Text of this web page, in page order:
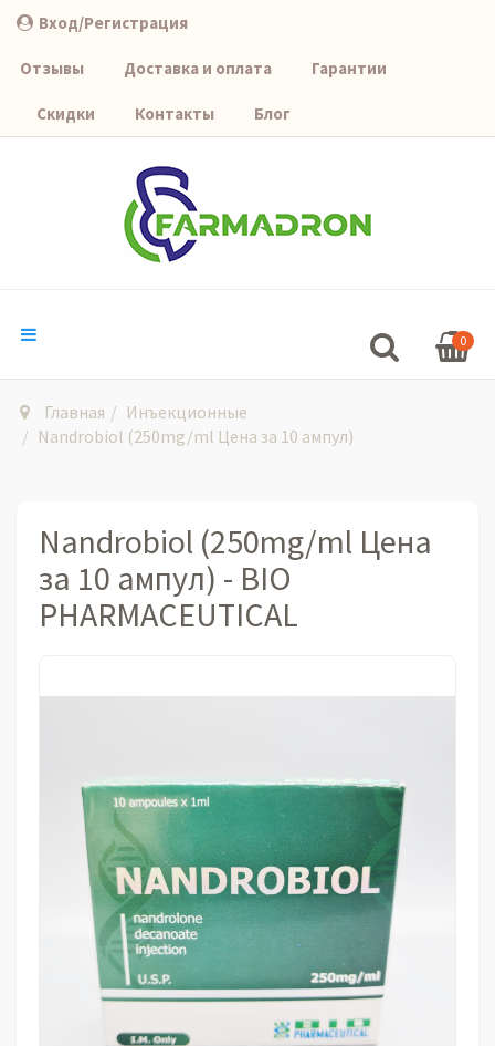
Вход/Регистрация
Отзывы Доставка и оплата Гарантии
Скидки Контакты Блог
0
Главная
Инъекционные
Nandrobiol (250mg/ml Цена за 10 ампул)
Nandrobiol (250mg/ml Цена
за 10 ампул) - BIO
PHARMACEUTICAL